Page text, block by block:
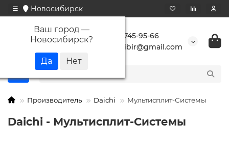
Новосибирск
Ваш город —
Новосибирск?
+7 923 745-95-66
buransibir@gmail.com
Производитель Daichi Мультисплит-Системы
Daichi - Мультисплит-Системы